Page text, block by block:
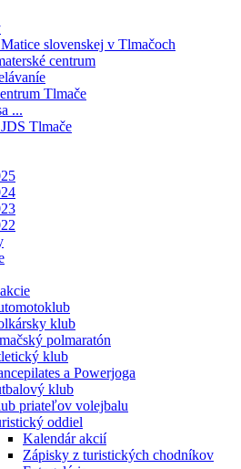
slovenskej v Tlmačoch
centrum
Tlmače
...
Tlmače
klub
polmaratón
klub
a Powerjoga
klub
priateľov volejbalu
oddiel
Kalendár akcií
Zápisky z turistických chodníkov